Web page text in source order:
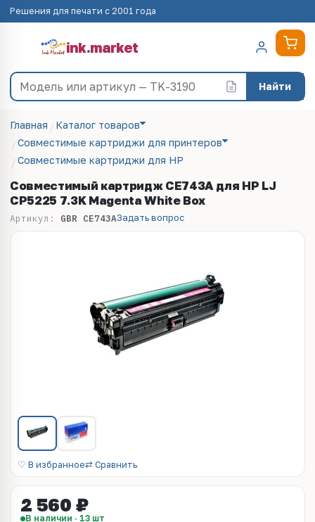
Решения для печати с 2001 года
ink.market
Найти
Главная
Каталог товаров
Совместимые картриджи для принтеров
Совместимые картриджи для HP
Совместимый картридж CE743A для HP LJ
CP5225 7.3K Magenta White Box
Артикул: GBR CE743AЗадать вопрос
♡ В избранное⇄ Сравнить
2 560 ₽
В наличии · 13 шт